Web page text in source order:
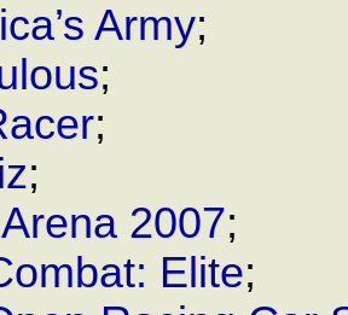
Army;
;
;
;
2007;
Elite;